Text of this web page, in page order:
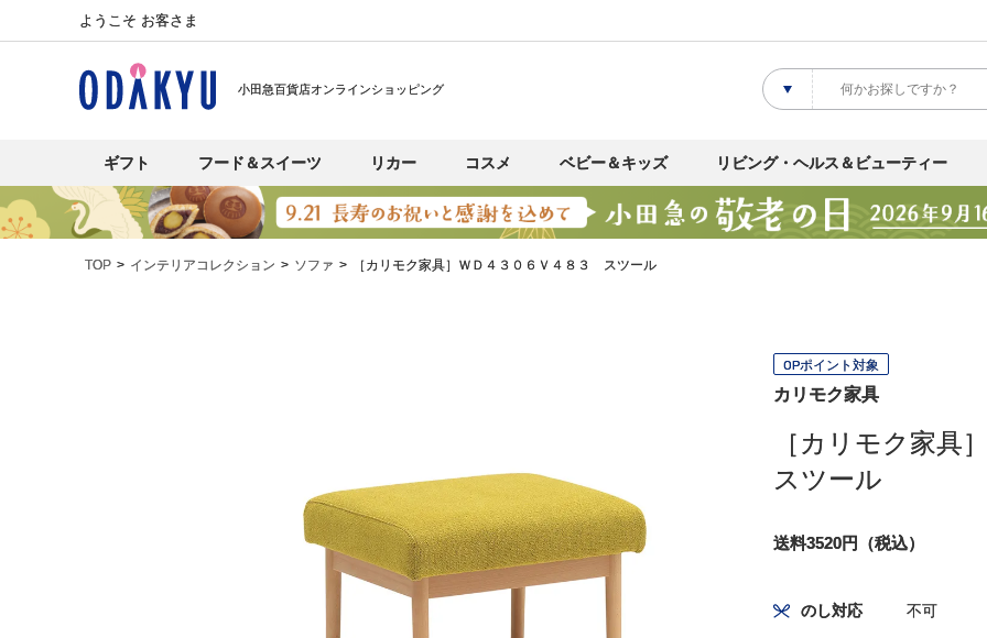
ようこそ お客さま
小田急百貨店オンラインショッピング
ギフト フード＆スイーツ リカー コスメ ベビー＆キッズ リビング・ヘルス＆ビューティー
TOP インテリアコレクション ソファ ［カリモク家具］ＷＤ４３０６Ｖ４８３ スツール
OPポイント対象
カリモク家具
［カリモク家
スツール
送料3520円（税込）
のし対応 不可